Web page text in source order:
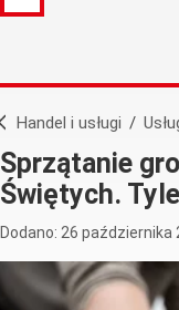
Handel i usługi /
Sprzątanie
Świętych.
Dodano: 26 października